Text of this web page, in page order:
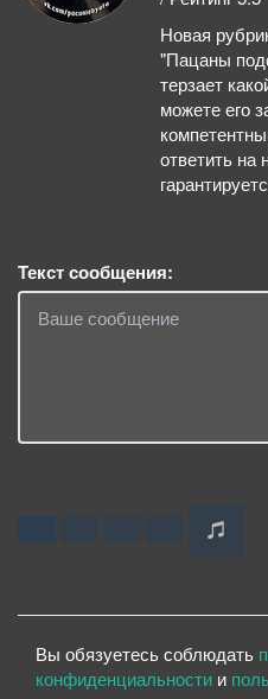
Новая
"Пацаны
терзает
можете его
ответить на
Текст сообщения:
Вы обязуетесь соблюдать
конфиденциальности и